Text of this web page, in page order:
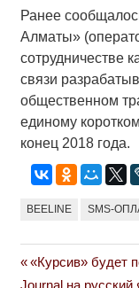
Ранее
Алматы»
сотрудничестве
связи
общественном
единому
конец 2018 года.
BEELINE SMS-
Навигация
Previous
Post:
«Курсив» будет